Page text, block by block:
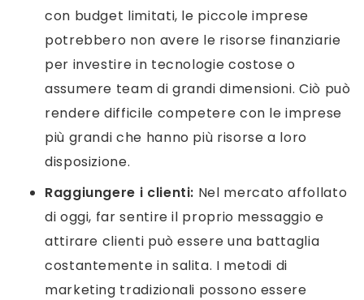
con budget limitati, le piccole imprese
potrebbero non avere le risorse finanziarie
per investire in tecnologie costose o
assumere team di grandi dimensioni. Ciò può
rendere difficile competere con le imprese
più grandi che hanno più risorse a loro
disposizione.
Raggiungere i clienti: Nel mercato affollato
di oggi, far sentire il proprio messaggio e
attirare clienti può essere una battaglia
costantemente in salita. I metodi di
marketing tradizionali possono essere